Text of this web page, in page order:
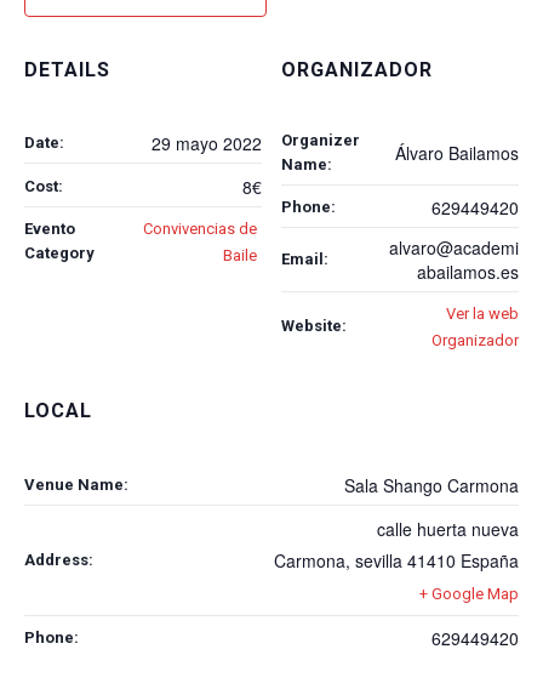
DETAILS
Date: 29 mayo 2022
Cost: 8€
Evento
Category
Convivencias de
Baile
LOCAL
Venue Name: Sala Shango Carmona
Address:
calle huerta nueva
Carmona, sevilla 41410 España
+ Google Map
Phone: 629449420
ORGANIZADOR
Organizer
Name:
Álvaro Bailamos
Phone: 629449420
Email:
alvaro@academi
abailamos.es
Website:
Ver la web
Organizador